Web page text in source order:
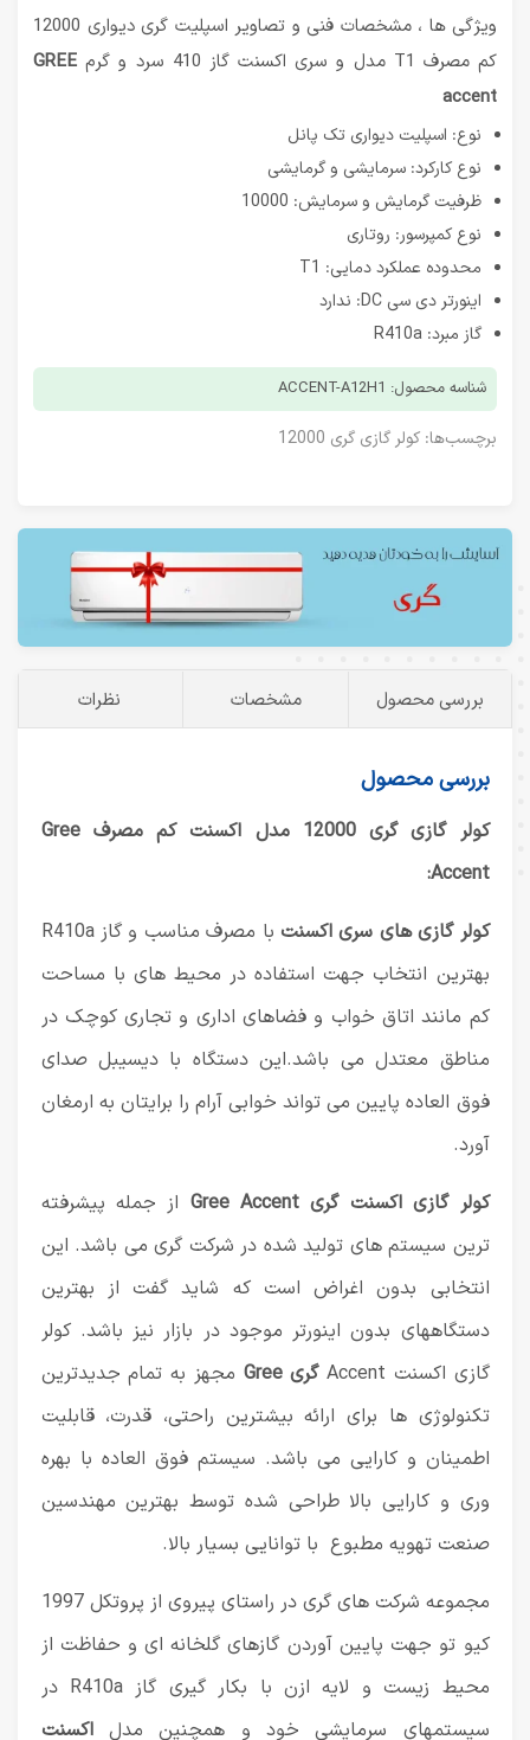
ویژگی ها ، مشخصات فنی و تصاویر اسپلیت گری دیواری 12000
کم مصرف T1 مدل و سری اکسنت گاز 410 سرد و گرم
GREE
accent
نوع: اسپلیت دیواری تک پانل
نوع کارکرد: سرمایشی و گرمایشی
ظرفیت گرمایش و سرمایش: 10000
نوع کمپرسور: روتاری
محدوده عملکرد دمایی: T1
اینورتر دی سی DC: ندارد
گاز مبرد: R410a
شناسه محصول: ACCENT-A12H1
برچسب‌ها: کولر گازی گری 12000
بررسی محصول مشخصات نظرات
بررسی محصول
کولر گازی گری 12000 مدل اکسنت کم مصرف Gree
Accent:
کولر گازی های سری اکسنت
با مصرف مناسب و گاز R410a
بهترین انتخاب جهت استفاده در محیط های با مساحت
کم مانند اتاق خواب و فضاهای اداری و تجاری کوچک در
مناطق معتدل می باشد.این دستگاه با دیسیبل صدای
فوق العاده پایین می تواند خوابی آرام را برایتان به ارمغان
آورد.
کولر گازی اکسنت گری Gree Accent
از جمله پیشرفته
ترین سیستم های تولید شده در شرکت گری می باشد. این
انتخابی بدون اغراض است که شاید گفت از بهترین
دستگاههای بدون اینورتر موجود در بازار نیز باشد. کولر
گازی اکسنت Accent گری Gree
مجهز به تمام جدیدترین
تکنولوژی ها برای ارائه بیشترین راحتی، قدرت، قابلیت
اطمینان و کارایی می باشد. سیستم فوق العاده با بهره
وری و کارایی بالا طراحی شده توسط بهترین مهندسین
صنعت تهویه مطبوع با توانایی بسیار بالا.
مجموعه شرکت های گری در راستای پیروی از پروتکل 1997
کیو تو جهت پایین آوردن گازهای گلخانه ای و حفاظت از
محیط زیست و لایه ازن با بکار گیری گاز R410a در
سیستمهای سرمایشی خود و همچنین مدلاکسنت